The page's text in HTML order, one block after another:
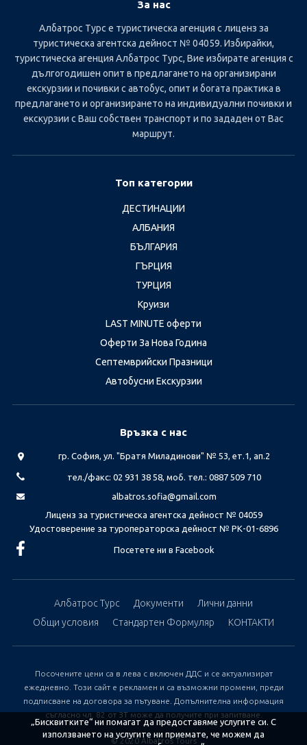
За нас
Албатрос Турс е туристическа агенция с лиценз за
туристическа агентска дейност № 04059. Избирайки,
туристическа агенция Албатрос Турс, Вие избирате агенция с
дългогодишен опит в предлагането на организирани
екскурзии и почивки с автобус, опит и богата практика в
предлагането и организирането на индивидуални почивки и
екскурзии с Ваш собствен транспорт и по зададен от Вас
маршрут.
Топ категории
ДЕСТИНАЦИИ
АЛБАНИЯ
БЪЛГАРИЯ
ГЪРЦИЯ
ТУРЦИЯ
Круизи
LAST MINUTE оферти
Оферти За Нова Година
Септемврийски Празници
Автобусни Екскурзии
Връзка с нас
гр. София, ул. "Братя Миладинови" № 53, ет.1, ап.2
тел./факс: 02 931 38 58, моб. тел.: 0887 509 710
albatros.sofia@gmail.com
Лиценз за туристическа агентска дейност № 04059
Удостоверение за туроператорска дейност № РК-01-6896
Посетете ни в Facebook
Албатрос Турс Документи
Лични данни
Общи условия
Стандартен Формуляр КОНТАКТИ
Посочените цени са в лева с включен ДДС и се актуализират
ежедневно. Този сайт е рекламен и са възможни промени, преди
подписване на договора за пътуване. Допълнителна информация
съгласно чл. 82 от ЗТ може да получите при запитване.
© 2020 Albatros Tours
„Бисквитките“ ни помагат да предоставяме услугите си. С
използването на услугите ни приемате, че можем да